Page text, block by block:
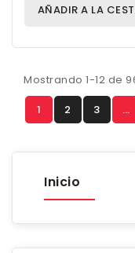
AÑADIR A LA
Mostrando 1-12 de
1
2 3 …
Inicio